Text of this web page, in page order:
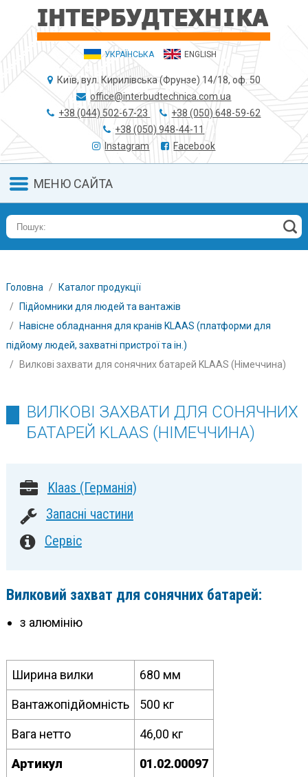
УКРАЇНСЬКА ENGLISH
Київ, вул. Кирилівська (Фрунзе) 14/18, оф. 50
office@interbudtechnica.com.ua
+38 (044) 502-67-23
+38 (050) 648-59-62
+38 (050) 948-44-11
Instagram
Facebook
МЕНЮ САЙТА
Головна
Каталог продукції
Підйомники для людей та вантажів
Навісне обладнання для кранів KLAAS (платформи для
підйому людей, захватні пристрої та ін.)
Вилкові захвати для сонячних батарей KLAAS (Німеччина)
ВИЛКОВІ ЗАХВАТИ ДЛЯ СОНЯЧНИХ
БАТАРЕЙ KLAAS (НІМЕЧЧИНА)
Klaas (Германія)
Запасні частини
Сервіс
Вилковий захват для сонячних батарей:
з алюмінію
Ширина вилки 680 мм
Вантажопідйомність 500 кг
Вага нетто 46,00 кг
Артикул 01.02.00097